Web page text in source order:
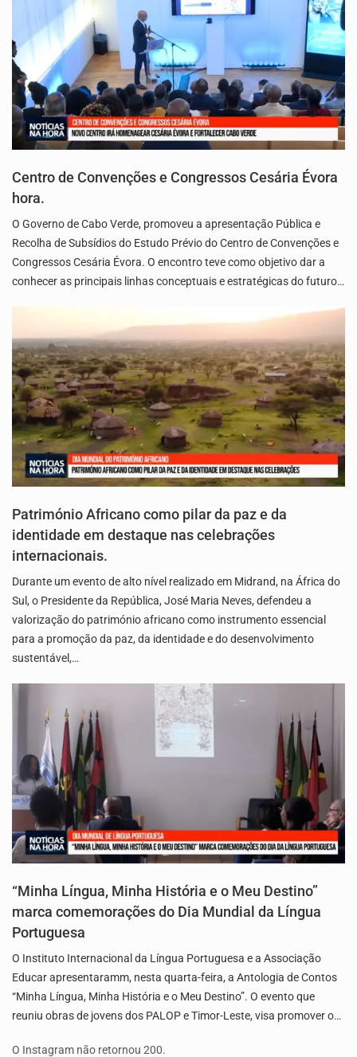
Centro de Convenções e Congressos Cesária Évora
hora.
O Governo de Cabo Verde, promoveu a apresentação Pública e
Recolha de Subsídios do Estudo Prévio do Centro de Convenções e
Congressos Cesária Évora. O encontro teve como objetivo dar a
conhecer as principais linhas conceptuais e estratégicas do futuro…
Património Africano como pilar da paz e da
identidade em destaque nas celebrações
internacionais.
Durante um evento de alto nível realizado em Midrand, na África do
Sul, o Presidente da República, José Maria Neves, defendeu a
valorização do património africano como instrumento essencial
para a promoção da paz, da identidade e do desenvolvimento
sustentável,…
“Minha Língua, Minha História e o Meu Destino”
marca comemorações do Dia Mundial da Língua
Portuguesa
O Instituto Internacional da Língua Portuguesa e a Associação
Educar apresentaramm, nesta quarta-feira, a Antologia de Contos
“Minha Língua, Minha História e o Meu Destino”. O evento que
reuniu obras de jovens dos PALOP e Timor-Leste, visa promover o…
O Instagram não retornou 200.